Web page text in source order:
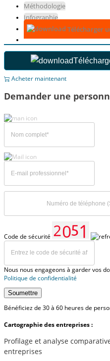
Méthodologie
Infographie
Télécharger
Acheter maintenant
Demander une
Code de sécurité
Nous nous engageons à garder vos
Politique de confidentialité
Soumettre
Bénéficiez de 30 à 60 heures de
Cartographie des entreprises :
Profilage et analyse
entreprises